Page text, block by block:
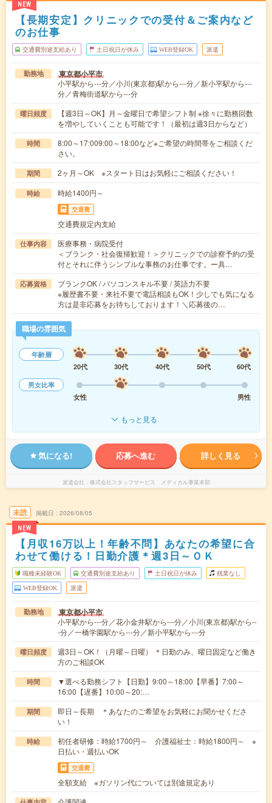
NEW
【長期安定】クリニックでの受付＆ご案内など
のお仕事
交通費別途支給あり 土日祝日が休み WEB登録OK 派遣
勤務地 東京都小平市
小平駅から---分／小川(東京都)駅から---分／新小平駅から---
分／青梅街道駅から---分
曜日頻度
【週3日～OK】月～金曜日で希望シフト制 ※徐々に勤務回数
を増やしていくことも可能です！（最初は週3日からなど）
時間
8:00～17:009:00～18:00など※ご希望の時間帯をご相談くだ
さい。
期間 2ヶ月～OK ※スタート日はお気軽にご相談ください！
時給 時給1400円～
交通費
交通費規定内支給
仕事内容
医療事務・病院受付
＜ブランク・社会復帰歓迎！＞クリニックでの診察予約の受
付とそれに伴うシンプルな事務のお仕事です。ー具…
応募資格
ブランクOK / パソコンスキル不要 / 英語力不要
※履歴書不要・来社不要で電話相談もOK！少しでも気になる
方は是非応募をお待ちしております！＼応募後の…
職場の雰囲気
年齢層
20代
30代 40代 50代
60代
男女比率
女性
男性
もっと見る
気になる! 応募へ進む 詳しく見る
派遣会社 株式会社スタッフサービス メディカル事業本部
未読
NEW
掲載日 2026/08/05
【月収16万以上！年齢不問】あなたの希望に合
わせて働ける！日勤介護＊週3日～ＯＫ
職種未経験OK 交通費別途支給あり 土日祝日が休み 残業なし
WEB登録OK 派遣
勤務地 東京都小平市
小平駅から---分／花小金井駅から---分／小川(東京都)駅から--
-分／一橋学園駅から---分／新小平駅から---分
曜日頻度
週3日～OK！（月曜～日曜） ＊日勤のみ、曜日固定など働き
方のご相談OK
時間
▼選べる勤務シフト【日勤】9:00～18:00【早番】7:00～
16:00【遅番】10:00～20:…
期間
即日～長期 ＊あなたのご希望をお気軽にお聞かせくださ
い！
時給
初任者研修：時給1700円～ 介護福祉士：時給1800円～ ※
日払い・週払いOK
交通費
全額支給 ※ガソリン代については別途規定あり